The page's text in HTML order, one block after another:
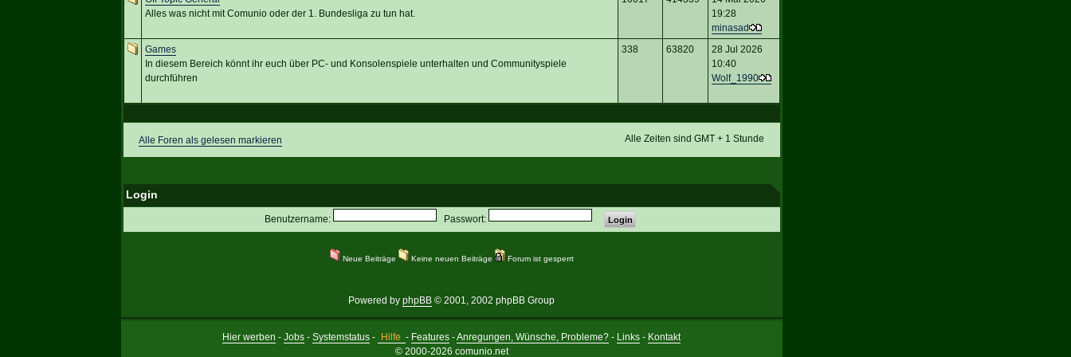
Alles was nicht mit Comunio oder der 1. Bundesliga zu tun hat.
19:28
minasad
Games
In diesem Bereich könnt ihr euch über PC- und Konsolenspiele unterhalten und Communityspiele
durchführen
338 63820
28 Jul 2026
10:40
Wolf_1990
Alle Zeiten sind GMT + 1 Stunde
Alle Foren als gelesen markieren
Login
Benutzername: Passwort:
Neue Beiträge Keine neuen Beiträge Forum ist gesperrt
Powered by phpBB © 2001, 2002 phpBB Group
Hier werben - Jobs- Systemstatus- Hilfe - Features -Anregungen, Wünsche, Probleme? - Links - Kontakt
© 2000-2026 comunio.net